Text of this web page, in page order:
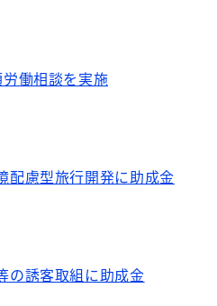
働相談を実施
配慮型旅行開発に助成金
の誘客取組に助成金